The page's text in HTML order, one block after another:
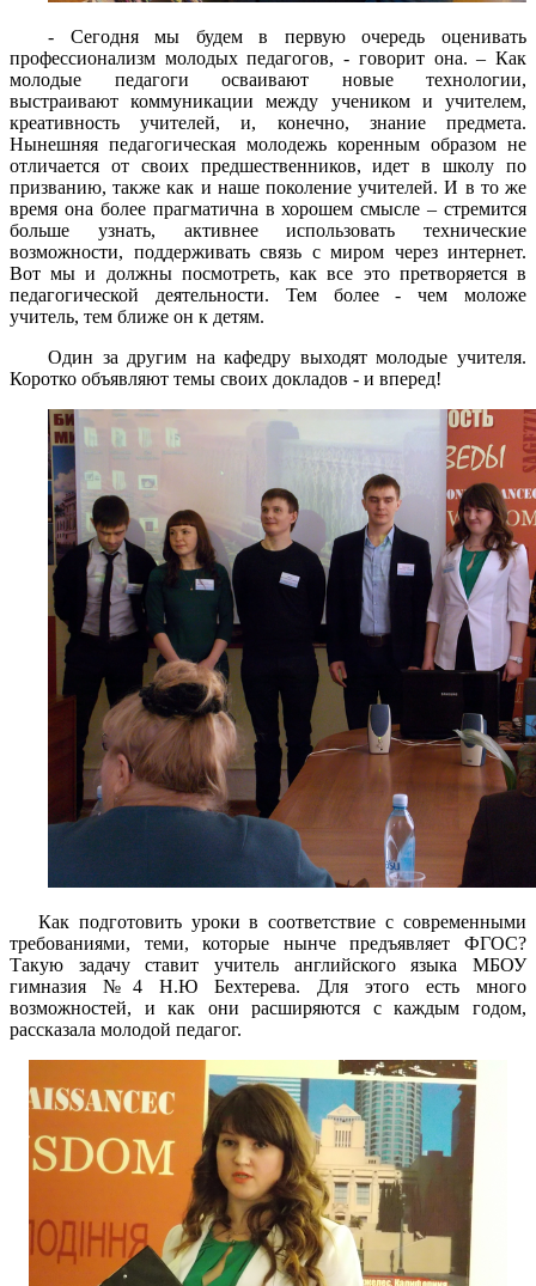
- Сегодня мы будем в первую очередь оценивать
профессионализм молодых педагогов, - говорит она. – Как
молодые педагоги осваивают новые технологии,
выстраивают коммуникации между учеником и учителем,
креативность учителей, и, конечно, знание предмета.
Нынешняя педагогическая молодежь коренным образом не
отличается от своих предшественников, идет в школу по
призванию, также как и наше поколение учителей. И в то же
время она более прагматична в хорошем смысле – стремится
больше узнать, активнее использовать технические
возможности, поддерживать связь с миром через интернет.
Вот мы и должны посмотреть, как все это претворяется в
педагогической деятельности. Тем более - чем моложе
учитель, тем ближе он к детям.
Один за другим на кафедру выходят молодые учителя.
Коротко объявляют темы своих докладов - и вперед!
Как подготовить уроки в соответствие с современными
требованиями, теми, которые нынче предъявляет ФГОС?
Такую задачу ставит учитель английского языка МБОУ
гимназия №4 Н.Ю Бехтерева. Для этого есть много
возможностей, и как они расширяются с каждым годом,
рассказала молодой педагог.